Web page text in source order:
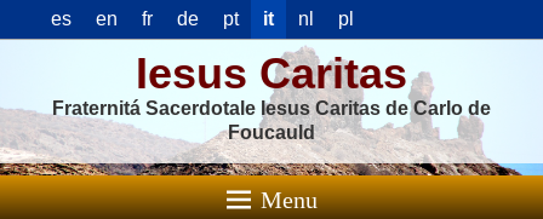
es en fr de pt it nl pl
Iesus Caritas
Fraternitá Sacerdotale Iesus Caritas de Carlo de
Foucauld
Menu